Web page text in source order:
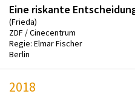
Eine riskante
(Frieda)
ZDF / Cinecentrum
Regie: Elmar Fischer
Berlin
2018